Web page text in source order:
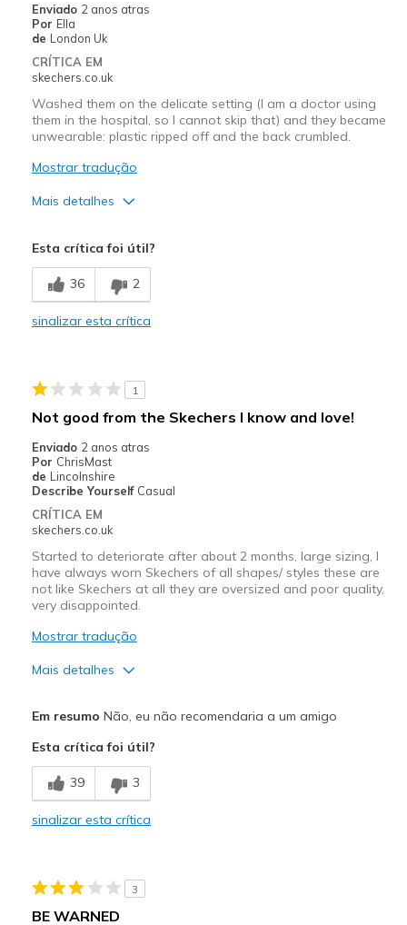
Enviado 2 anos atras
Por Ella
de London Uk
CRÍTICA EM
skechers.co.uk
Washed them on the delicate setting (I am a doctor using
them in the hospital, so I cannot skip that) and they became
unwearable: plastic ripped off and the back crumbled.
Mostrar tradução
Mais detalhes
Sizing
Feels true to size
Esta crítica foi útil?
36 2
sinalizar esta crítica
1
Not good from the Skechers I know and love!
Enviado 2 anos atras
Por ChrisMast
de Lincolnshire
Describe Yourself Casual
CRÍTICA EM
skechers.co.uk
Started to deteriorate after about 2 months, large sizing, I
have always worn Skechers of all shapes/ styles these are
not like Skechers at all they are oversized and poor quality,
very disappointed.
Mostrar tradução
Mais detalhes
Wear Out Quickly
Melhores utilizações
Casual Wear
Sizing
Feels half size too big
View On Shoes
Em resumo Não, eu não recomendaria a um amigo
Esta crítica foi útil?
39 3
sinalizar esta crítica
3
BE WARNED